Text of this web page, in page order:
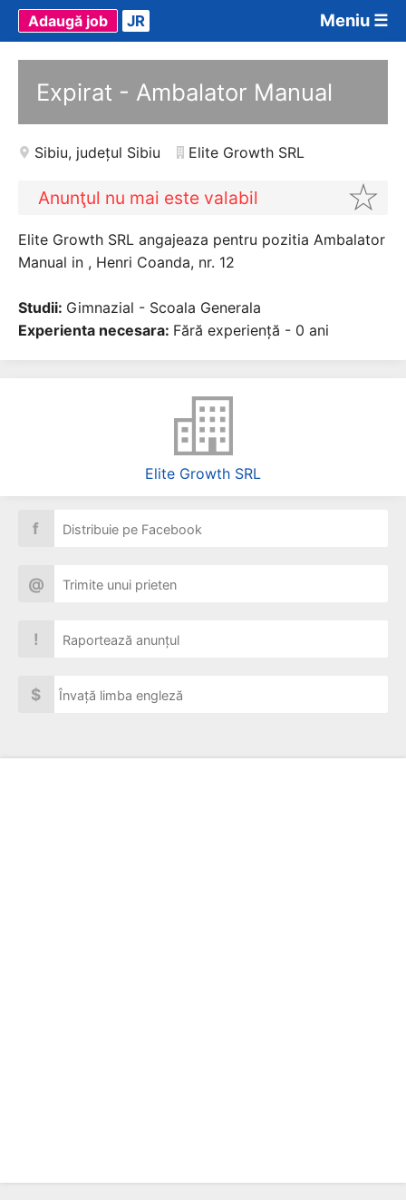
Meniu ☰
Adaugă job JR
Expirat - Ambalator Manual
Sibiu, județul Sibiu Elite Growth SRL
Anunţul nu mai este valabil
Elite Growth SRL angajeaza pentru pozitia Ambalator
Manual in , Henri Coanda, nr. 12
Studii: Gimnazial - Scoala Generala
Experienta necesara: Fără experiență - 0 ani
Elite Growth SRL
f Distribuie pe Facebook
@ Trimite unui prieten
! Raportează anunțul
$ Învață limba engleză